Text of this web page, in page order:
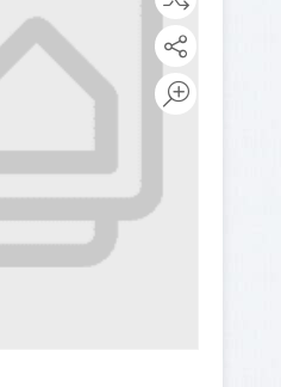
بابکت
بابکت
فوریوز
بابکت
دراج